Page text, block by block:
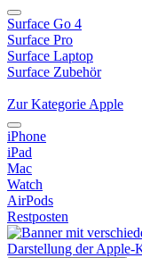
Surface Go 4
Surface Pro
Surface Laptop
Surface Zubehör
Zur Kategorie Apple
iPhone
iPad
Mac
Watch
AirPods
Restposten